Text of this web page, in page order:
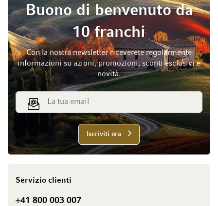
Buono di benvenuto da
10 franchi
Con la nostra newsletter riceverete regolarmente
informazioni su azioni, promozioni, sconti esclusivi e
novità.
Indirizzo email
Iscriviti ora
Servizio clienti
+41 800 003 007